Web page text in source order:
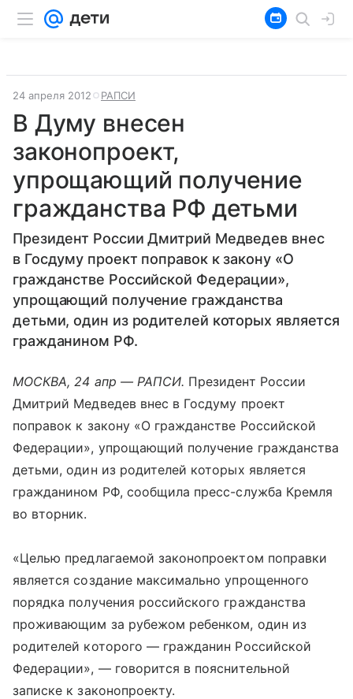
24 апреля 2012 РАПСИ
В Думу внесен
законопроект,
упрощающий получение
гражданства РФ детьми
Президент России Дмитрий Медведев внес
в Госдуму проект поправок к закону «О
гражданстве Российской Федерации»,
упрощающий получение гражданства
детьми, один из родителей которых является
гражданином РФ.
МОСКВА, 24 апр — РАПСИ. Президент России
Дмитрий Медведев внес в Госдуму проект
поправок к закону «О гражданстве Российской
Федерации», упрощающий получение гражданства
детьми, один из родителей которых является
гражданином РФ, сообщила пресс-служба Кремля
во вторник.
«Целью предлагаемой законопроектом поправки
является создание максимально упрощенного
порядка получения российского гражданства
проживающим за рубежом ребенком, один из
родителей которого — гражданин Российской
Федерации», — говорится в пояснительной
записке к законопроекту.